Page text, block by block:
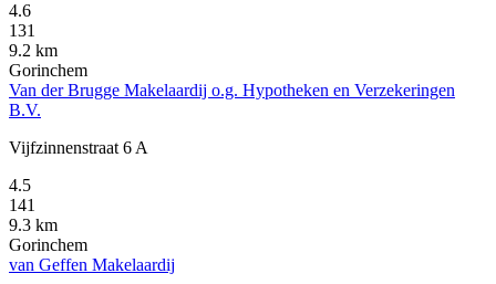
4.6
131
9.2 km
Gorinchem
Van der Brugge Makelaardij o.g. Hypotheken en Verzekeringen
B.V.
Vijfzinnenstraat 6 A
4.5
141
9.3 km
Gorinchem
van Geffen Makelaardij